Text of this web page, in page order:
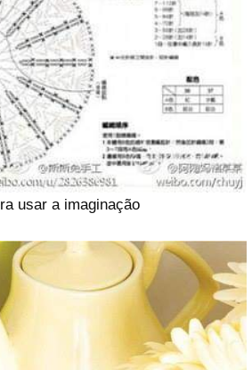
usar a imaginação